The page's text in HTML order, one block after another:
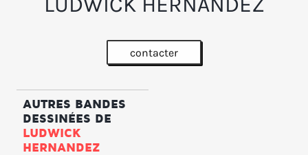
contacter
AUTRES BANDES
DESSINÉES DE
LUDWICK
HERNANDEZ